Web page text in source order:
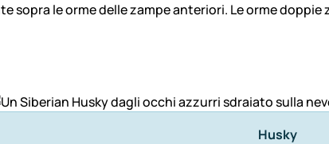
le orme delle zampe anteriori. Le orme doppie
Husky